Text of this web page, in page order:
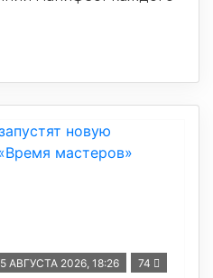
5 АВГУСТА 2026, 18:26 74